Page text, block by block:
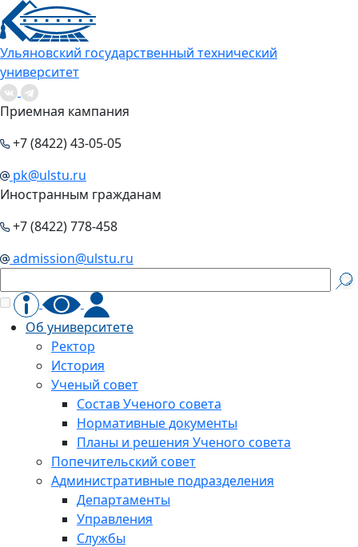
Ульяновский государственный технический
университет
Приемная кампания
+7 (8422) 43-05-05
pk@ulstu.ru
Иностранным гражданам
+7 (8422) 778-458
admission@ulstu.ru
Об университете
Ректор
История
Ученый совет
Состав Ученого совета
Нормативные документы
Планы и решения Ученого совета
Попечительский совет
Административные подразделения
Департаменты
Управления
Службы